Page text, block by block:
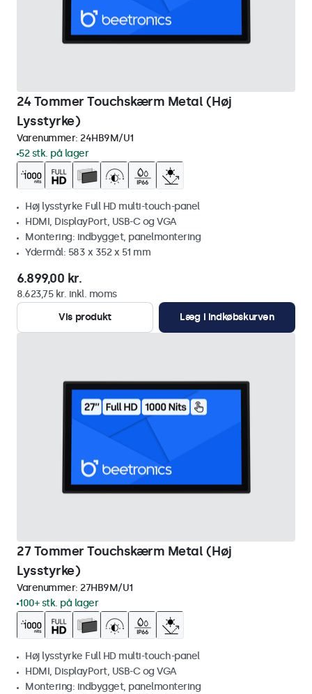
24 Tommer Touchskærm Metal (Høj
Lysstyrke)
Varenummer: 24HB9M/U1
52 stk. på lager
Høj lysstyrke Full HD multi-touch-panel
HDMI, DisplayPort, USB-C og VGA
Montering: indbygget, panelmontering
Ydermål: 583 x 352 x 51 mm
6.899,00 kr.
8.623,75 kr. inkl. moms
Vis produkt
Læg i indkøbskurven
27 Tommer Touchskærm Metal (Høj
Lysstyrke)
Varenummer: 27HB9M/U1
100+ stk. på lager
Høj lysstyrke Full HD multi-touch-panel
HDMI, DisplayPort, USB-C og VGA
Montering: indbygget, panelmontering